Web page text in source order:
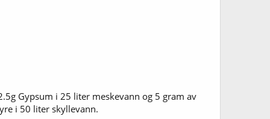
Gypsum i 25 liter meskevann og 5 gram av
i 50 liter skyllevann.